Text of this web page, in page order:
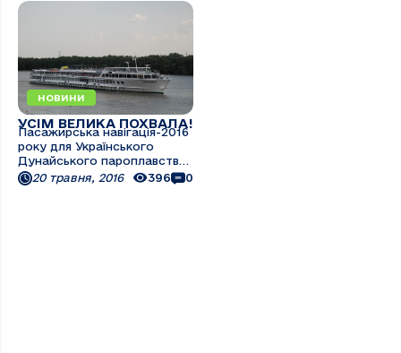
НОВИНИ
УСІМ ВЕЛИКА ПОХВАЛА!
Пасажирська навігація-2016
року для Українського
Дунайського пароплавства
– відповідальний і важливий
період. Перш за все, тому,
20 травня, 2016 396 0